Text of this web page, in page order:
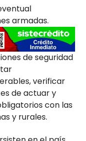
armadas.
de seguridad
verificar
de actuar y
con las
y rurales.